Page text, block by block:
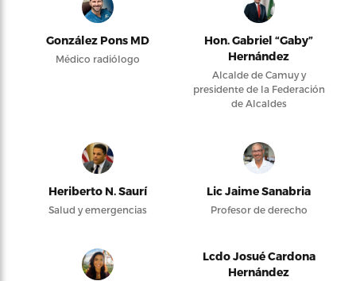
González Pons MD
Médico radiólogo
Hon. Gabriel “Gaby”
Hernández
Alcalde de Camuy y
presidente de la Federación
de Alcaldes
Heriberto N. Saurí
Salud y emergencias
Lic Jaime Sanabria
Profesor de derecho
Lcdo Josué Cardona
Hernández